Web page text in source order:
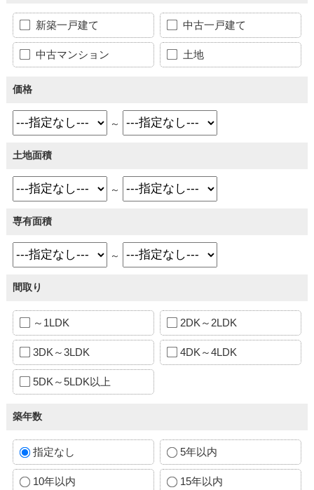
新築一戸建て 中古一戸建て
中古マンション 土地
価格
～
土地面積
～
専有面積
～
間取り
～1LDK 2DK～2LDK
3DK～3LDK 4DK～4LDK
5DK～5LDK以上
築年数
指定なし 5年以内
10年以内 15年以内